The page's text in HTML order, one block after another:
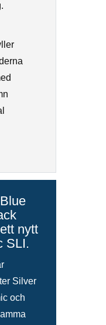
nytt
SLI.
Silver
och